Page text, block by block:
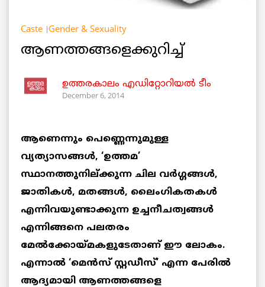
Caste Gender & Sexuality
ആണത്തങ്ങളെക്കുറിച്ച്
ഉത്തരകാലം എഡിറ്റോറിയല്‍ ടീം
December 6, 2014
ആണെന്നും പെണ്ണെന്നുമുള്ള
വ്യത്യാസങ്ങള്‍, ‘ഉത്തമ’
സ്ഥാനത്തുനില്ക്കുന്ന ചില വര്‍ഗ്ഗങ്ങള്‍,
ജാതികള്‍, മതങ്ങള്‍, ലൈംഗികതകള്‍
എന്നിവയുണ്ടാക്കുന്ന ഉച്ചനീചത്വങ്ങള്‍
എന്നിങ്ങനെ പലതരം
മേല്‍ക്കോയ്മകളുടേതാണ് ഈ ലോകം.
എന്നാല്‍ ‘മെന്‍സ് സ്റ്റഡീസ്’ എന്ന പേരില്‍
ആദ്യമായി ആണത്തങ്ങളെ